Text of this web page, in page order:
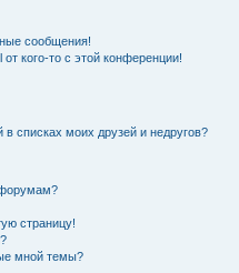
сообщения!
кого-то с этой конференции!
в списках моих друзей и недругов?
страницу!
мной темы?